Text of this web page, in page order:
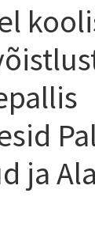
ja